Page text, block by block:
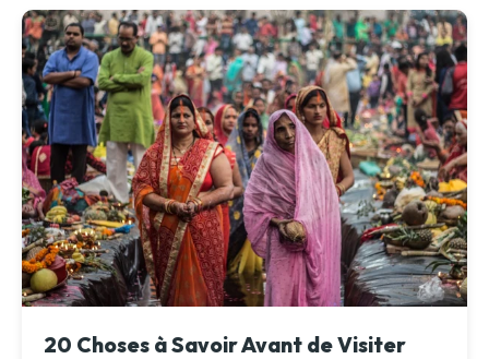
20 Choses à Savoir Avant de Visiter